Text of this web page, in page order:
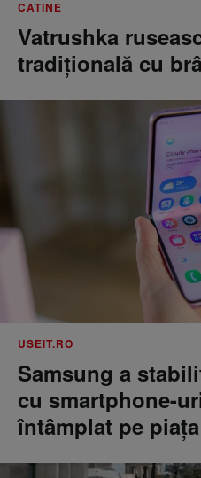
CATINE
Vatrushka
tradițională cu
USEIT.RO
Samsung a
cu smartphone-
întâmplat pe